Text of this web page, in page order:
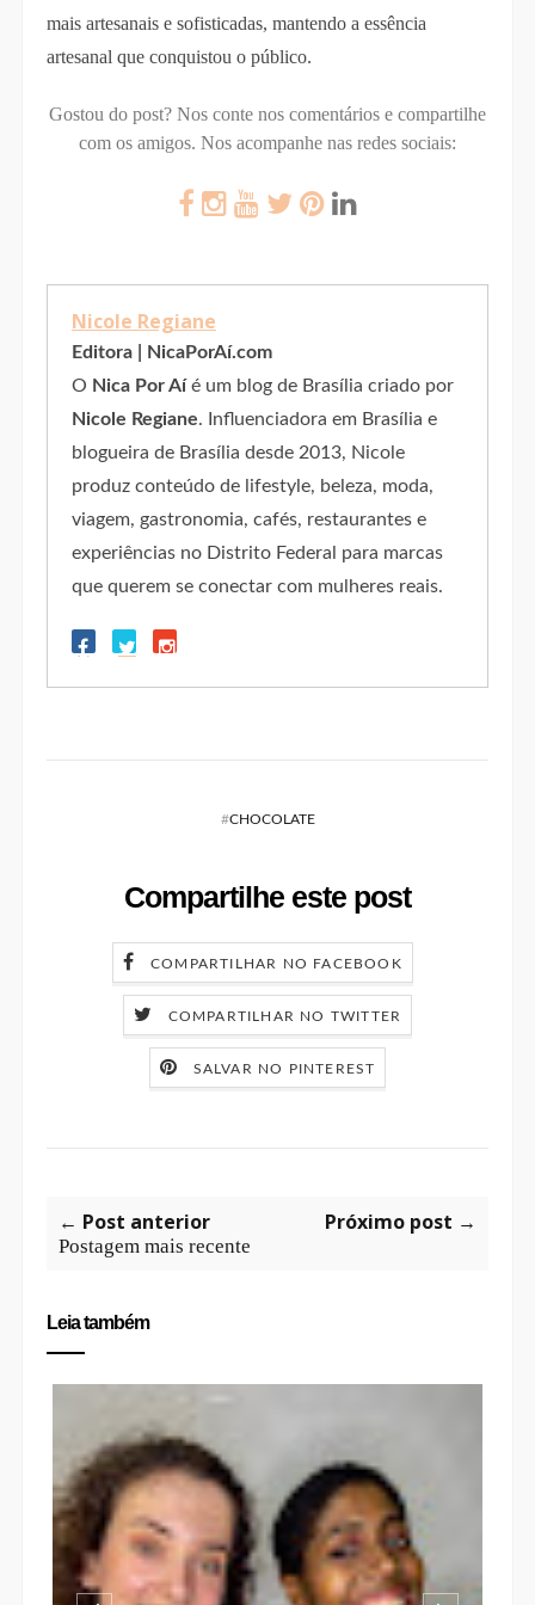
mais artesanais e sofisticadas, mantendo a essência
artesanal que conquistou o público.
Gostou do post? Nos conte nos comentários e compartilhe
com os amigos. Nos acompanhe nas redes sociais:
Nicole Regiane
Editora | NicaPorAí.com
O Nica Por Aíé um blog de Brasília criado por
Nicole Regiane. Influenciadora em Brasília e
blogueira de Brasília desde 2013, Nicole
produz conteúdo de lifestyle, beleza, moda,
viagem, gastronomia, cafés, restaurantes e
experiências no Distrito Federal para marcas
que querem se conectar com mulheres reais.
#CHOCOLATE
Compartilhe este post
COMPARTILHAR NO FACEBOOK
COMPARTILHAR NO TWITTER
SALVAR NO PINTEREST
← Post anterior
Postagem mais recente
Próximo post →
Leia também